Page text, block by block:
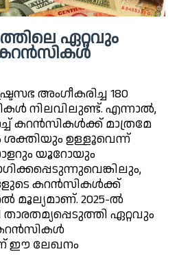
ഏറ്റവും
കറൻസികൾ
അംഗീകരിച്ച 180
നിലവിലുണ്ട്. എന്നാൽ,
കറൻസികൾക്ക് മാത്രമേ
ഉള്ളൂവെന്ന്
യൂറോയും
കറൻസികൾക്ക്
മൂല്യമാണ്. 2025-ൽ
ഏറ്റവും
ഈ ലേഖനം